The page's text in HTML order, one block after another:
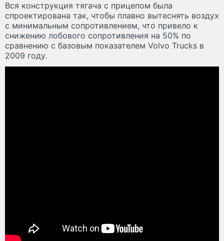
Вся конструкция тягача с прицепом была
спроектирована так, чтобы плавно вытеснять воздух
с минимальным сопротивлением, что привело к
снижению лобового сопротивления на 50% по
сравнению с базовым показателем Volvo Trucks в
2009 году.